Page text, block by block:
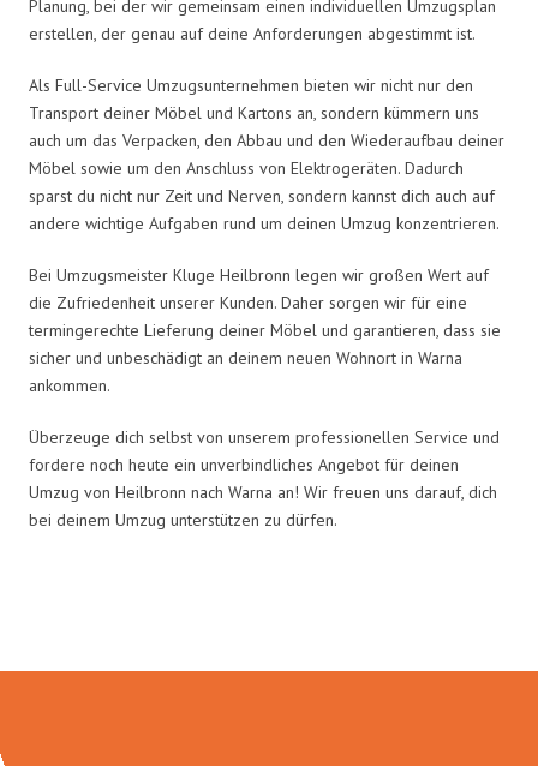
Planung, bei der wir gemeinsam einen individuellen Umzugsplan
erstellen, der genau auf deine Anforderungen abgestimmt ist.
Als Full-Service Umzugsunternehmen bieten wir nicht nur den
Transport deiner Möbel und Kartons an, sondern kümmern uns
auch um das Verpacken, den Abbau und den Wiederaufbau deiner
Möbel sowie um den Anschluss von Elektrogeräten. Dadurch
sparst du nicht nur Zeit und Nerven, sondern kannst dich auch auf
andere wichtige Aufgaben rund um deinen Umzug konzentrieren.
Bei Umzugsmeister Kluge Heilbronn legen wir großen Wert auf
die Zufriedenheit unserer Kunden. Daher sorgen wir für eine
termingerechte Lieferung deiner Möbel und garantieren, dass sie
sicher und unbeschädigt an deinem neuen Wohnort in Warna
ankommen.
Überzeuge dich selbst von unserem professionellen Service und
fordere noch heute ein unverbindliches Angebot für deinen
Umzug von Heilbronn nach Warna an! Wir freuen uns darauf, dich
bei deinem Umzug unterstützen zu dürfen.